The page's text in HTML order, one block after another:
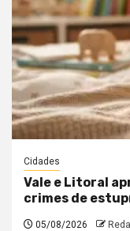
Cidades
Vale e Litoral
crimes de
05/08/2026